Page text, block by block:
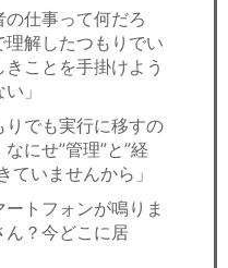
の仕事って何だろ
理解したつもりでい
ことを手掛けよう
」
りでも実行に移すの
にせ”管理”と”経
ていませんから」
トフォンが鳴りま
ん？今どこに居